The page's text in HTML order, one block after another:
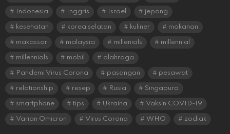
Indonesia Inggris Israel jepang
kesehatan korea selatan kuliner makanan
makassar malaysia millenials millennial
millennials mobil olahraga
Pandemi Virus Corona pasangan pesawat
relationship resep Rusia Singapura
smartphone tips Ukraina Vaksin COVID-19
Varian Omicron Virus Corona WHO zodiak